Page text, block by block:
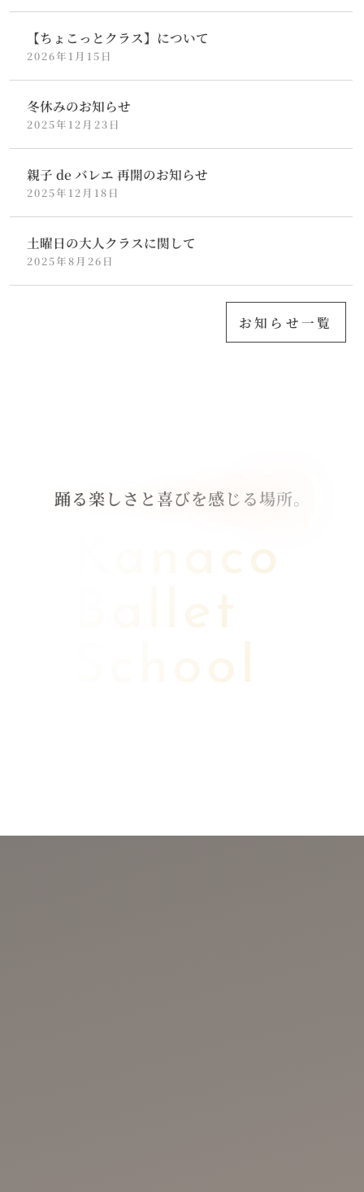
【ちょこっとクラス】について
2026年1月15日
冬休みのお知らせ
2025年12月23日
親子 de バレエ 再開のお知らせ
2025年12月18日
土曜日の大人クラスに関して
2025年8月26日
お知らせ一覧
踊る楽し さ と 喜びを感じ る場所。
Kanaco
Ballet
School